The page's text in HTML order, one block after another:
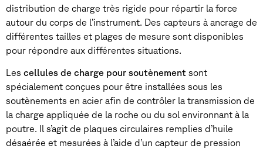
distribution de charge très rigide pour répartir la force
autour du corps de l’instrument. Des capteurs à ancrage de
différentes tailles et plages de mesure sont disponibles
pour répondre aux différentes situations.
Les cellules de charge pour soutènement sont
spécialement conçues pour être installées sous les
soutènements en acier afin de contrôler la transmission de
la charge appliquée de la roche ou du sol environnant à la
poutre. Il s’agit de plaques circulaires remplies d’huile
désaérée et mesurées à l’aide d’un capteur de pression